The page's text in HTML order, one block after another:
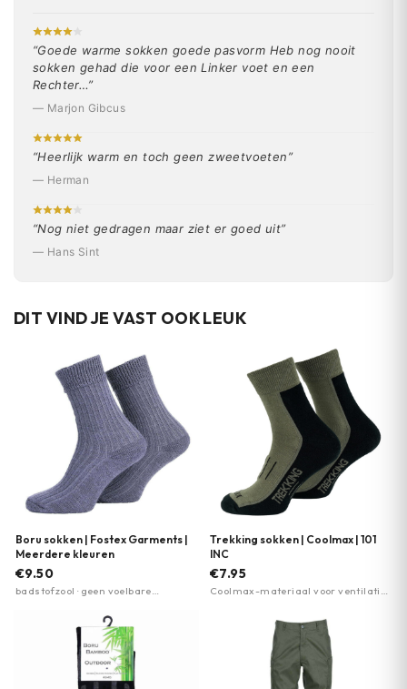
“Goede warme sokken goede pasvorm Heb nog nooit
sokken gehad die voor een Linker voet en een
Rechter…”
— Marjon Gibcus
“Heerlijk warm en toch geen zweetvoeten”
— Herman
“Nog niet gedragen maar ziet er goed uit”
— Hans Sint
DIT VIND JE VAST OOK LEUK
Boru sokken | Fostex Garments |
Meerdere kleuren
€9.50
badstofzool · geen voelbare
Trekking sokken | Coolmax | 101
INC
€7.95
Coolmax-materiaal voor ventilatie ·